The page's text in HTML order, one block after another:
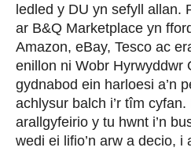
ledled y DU yn sefyll allan.
ar B&Q Marketplace yn
Amazon, eBay, Tesco ac
enillon ni Wobr Hyrwyddwr
gydnabod ein harloesi a’n
achlysur balch i’r tîm
arallgyfeirio y tu hwnt i’n
wedi ei lifio’n arw a decio, i